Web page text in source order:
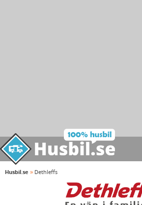
Husbil.se » Dethleffs